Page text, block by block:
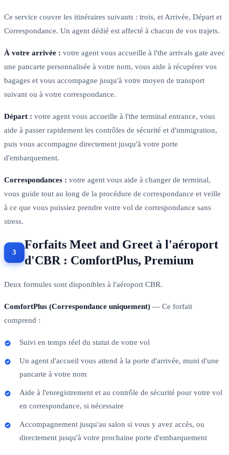
Ce service couvre les itinéraires suivants : trois, et Arrivée, Départ et
Correspondance. Un agent dédié est affecté à chacun de vos trajets.
À votre arrivée : votre agent vous accueille à l'the arrivals gate avec
une pancarte personnalisée à votre nom, vous aide à récupérer vos
bagages et vous accompagne jusqu'à votre moyen de transport
suivant ou à votre correspondance.
Départ : votre agent vous accueille à l'the terminal entrance, vous
aide à passer rapidement les contrôles de sécurité et d'immigration,
puis vous accompagne directement jusqu'à votre porte
d'embarquement.
Correspondances : votre agent vous aide à changer de terminal,
vous guide tout au long de la procédure de correspondance et veille
à ce que vous puissiez prendre votre vol de correspondance sans
stress.
Forfaits Meet and Greet à l'aéroport
d'CBR : ComfortPlus, Premium
Deux formules sont disponibles à l'aéroport CBR.
ComfortPlus (Correspondance uniquement) — Ce forfait
comprend :
Suivi en temps réel du statut de votre vol
Un agent d'accueil vous attend à la porte d'arrivée, muni d'une
pancarte à votre nom
Aide à l'enregistrement et au contrôle de sécurité pour votre vol
en correspondance, si nécessaire
Accompagnement jusqu'au salon si vous y avez accès, ou
directement jusqu'à votre prochaine porte d'embarquement